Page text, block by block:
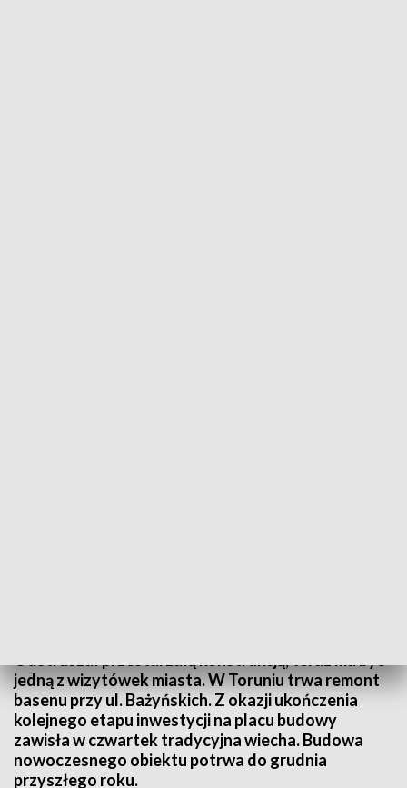
jedną z wizytówek miasta. W Toruniu trwa remont
basenu przy ul. Bażyńskich. Z okazji ukończenia
kolejnego etapu inwestycji na placu budowy
zawisła w czwartek tradycyjna wiecha. Budowa
nowoczesnego obiektu potrwa do grudnia
przyszłego roku.